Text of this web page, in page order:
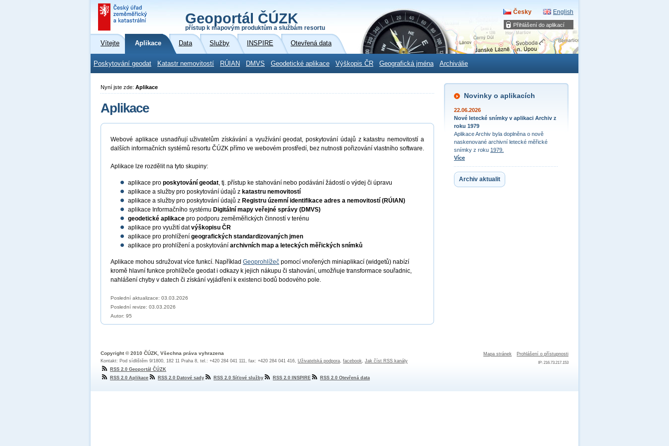
Přihlášení do aplikací
Geoportál ČÚZK
přístup k mapovým produktům a službám resortu
Česky English
Vítejte Aplikace Data Služby INSPIRE Otevřená data
Poskytování geodat Katastr nemovitostí RÚIAN DMVS Geodetické aplikace Výškopis ČR Geografická jména Archiválie
Novinky o aplikacích
22.06.2026
Nové letecké snímky v aplikaci Archiv z
roku 1979
Aplikace Archiv byla doplněna o nově
naskenované archivní letecké měřické
snímky z roku 1979.
Více
Archiv aktualit
Nyní jste zde: Aplikace
Aplikace
Webové aplikace usnadňují uživatelům získávání a využívání geodat, poskytování údajů z katastru nemovitostí a
dalších informačních systémů resortu ČÚZK přímo ve webovém prostředí, bez nutnosti pořizování vlastního software.
Aplikace lze rozdělit na tyto skupiny:
aplikace pro poskytování geodat, tj. přístup ke stahování nebo podávání žádostí o výdej či úpravu
aplikace a služby pro poskytování údajů z katastru nemovitostí
aplikace a služby pro poskytování údajů z Registru územní identifikace adres a nemovitostí (RÚIAN)
aplikace Informačního systému Digitální mapy veřejné správy (DMVS)
geodetické aplikace pro podporu zeměměřických činností v terénu
aplikace pro využití datvýškopisu ČR
aplikace pro prohlížení geografických standardizovaných jmen
aplikace pro prohlížení a poskytování archivních map a leteckých měřických snímků
Aplikace mohou sdružovat více funkcí. Například Geoprohlížeč pomocí vnořených miniaplikací (widgetů) nabízí
kromě hlavní funkce prohlížeče geodat i odkazy k jejich nákupu či stahování, umožňuje transformace souřadnic,
nahlášení chyby v datech či získání vyjádření k existenci bodů bodového pole.
Poslední aktualizace: 03.03.2026
Poslední revize: 03.03.2026
Autor: 95
Mapa stránek Prohlášení o přístupnosti
IP: 216.73.217.153
Copyright © 2010 ČÚZK, Všechna práva vyhrazena
Kontakt: Pod sídlištěm 9/1800, 182 11 Praha 8, tel.: +420 284 041 111, fax: +420 284 041 416, Uživatelská podpora, facebook, Jak číst RSS kanály
RSS 2.0 Geoportál ČÚZK
RSS 2.0 Aplikace
RSS 2.0 Datové sady RSS 2.0 Síťové služby RSS 2.0 INSPIRE RSS 2.0 Otevřená data